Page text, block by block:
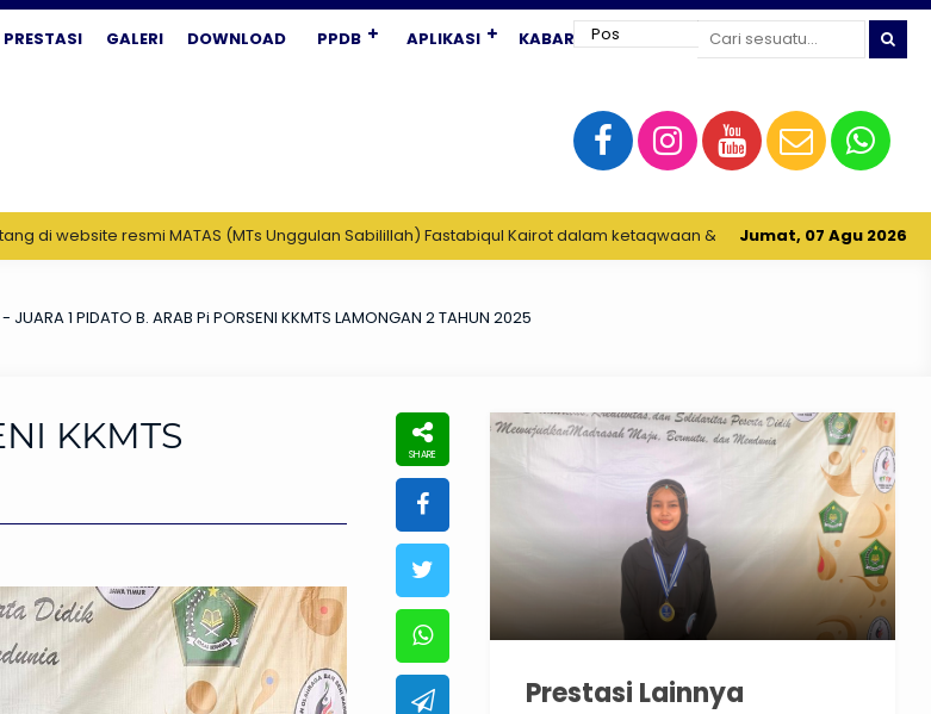
PRESTASI GALERI DOWNLOAD PPDB APLIKASI KABAR TERKINI
Jumat, 07 Agu 2026
website resmi MATAS (MTs Unggulan Sabilillah) Fastabiqul Kairot dalam ketaqwaan & IPTEK, Berkarya, Serta Berprestasi
- JUARA 1 PIDATO B. ARAB Pi PORSENI KKMTS LAMONGAN 2 TAHUN 2025
KKMTS
Prestasi Lainnya